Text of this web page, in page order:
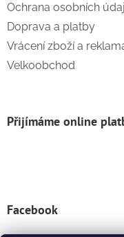
Ochrana osobních
Doprava a platby
Vrácení zboží a
Velkoobchod
Přijímáme online
Facebook